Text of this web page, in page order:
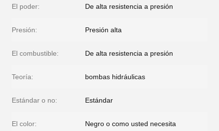
El poder: De alta resistencia a presión
Presión: Presión alta
El combustible: De alta resistencia a presión
Teoría: bombas hidráulicas
Estándar o no: Estándar
El color: Negro o como usted necesita